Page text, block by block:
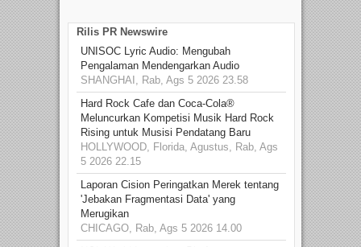
Rilis PR Newswire
UNISOC Lyric Audio: Mengubah
Pengalaman Mendengarkan Audio
SHANGHAI, Rab, Ags 5 2026 23.58
Hard Rock Cafe dan Coca-Cola®
Meluncurkan Kompetisi Musik Hard Rock
Rising untuk Musisi Pendatang Baru
HOLLYWOOD, Florida, Agustus, Rab, Ags
5 2026 22.15
Laporan Cision Peringatkan Merek tentang
'Jebakan Fragmentasi Data' yang
Merugikan
CHICAGO, Rab, Ags 5 2026 14.00